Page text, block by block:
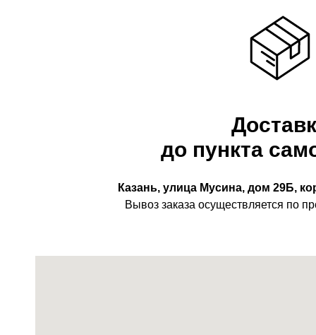
до пункта
Казань, улица Мусина, дом 29Б,
Вывоз заказа осуществляется по